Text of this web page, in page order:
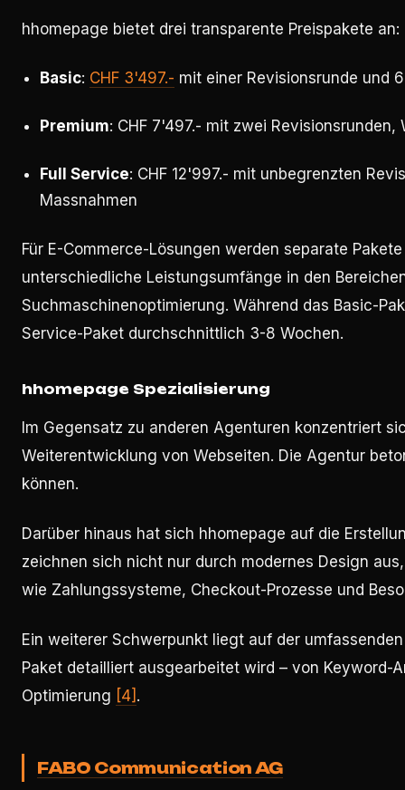
hhomepage bietet drei transparente Preispakete an:
Basic: CHF 3'497.- mit einer Revisionsrunde und
Premium: CHF 7'497.- mit zwei
Full Service: CHF 12'997.- mit unbegrenzten
Massnahmen
Für E-Commerce-Lösungen werden separate
unterschiedliche Leistungsumfänge in den
Suchmaschinenoptimierung. Während das Basic-
Service-Paket durchschnittlich 3-8 Wochen.
hhomepage Spezialisierung
Im Gegensatz zu anderen Agenturen konzentriert
Weiterentwicklung von Webseiten. Die Agentur
können.
Darüber hinaus hat sich hhomepage auf die
zeichnen sich nicht nur durch modernes Design
wie Zahlungssysteme, Checkout-Prozesse und
Ein weiterer Schwerpunkt liegt auf der
Paket detailliert ausgearbeitet wird – von Keyword-
Optimierung [4] .
FABO Communication AG